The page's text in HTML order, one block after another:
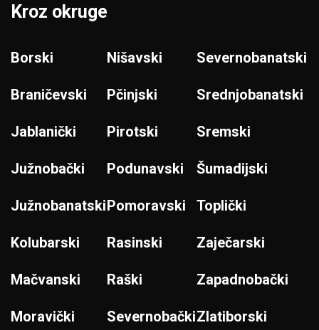
Kroz okruge
Borski
Braničevski
Jablanički
Južnobački
Južnobanatski
Kolubarski
Mačvanski
Moravički
Nišavski
Pčinjski
Pirotski
Podunavski
Pomoravski
Rasinski
Raški
Severnobački
Severnobanatski
Srednjobanatski
Sremski
Šumadijski
Toplički
Zaječarski
Zapadnobački
Zlatiborski